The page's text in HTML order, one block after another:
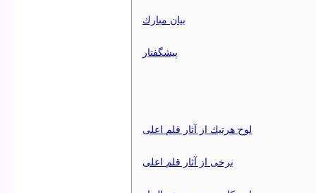
بيان مبارك
پيشگفتار
لوح هرتيك از آثار قلم اعلی
برخی از آثار قلم اعلی